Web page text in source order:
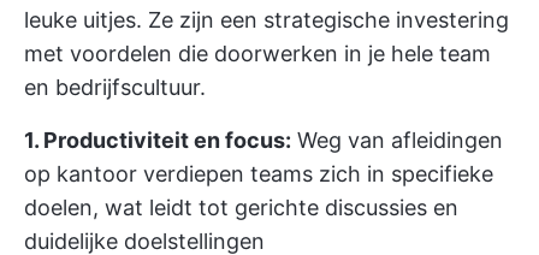
leuke uitjes. Ze zijn een strategische investering
met voordelen die doorwerken in je hele team
en bedrijfscultuur.
1. Productiviteit en focus: Weg van afleidingen
op kantoor verdiepen teams zich in specifieke
doelen, wat leidt tot gerichte discussies en
duidelijke doelstellingen